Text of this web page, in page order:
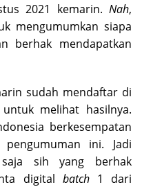
2021 kemarin. Nah,
mengumumkan siapa
berhak mendapatkan
sudah mendaftar di
melihat hasilnya.
berkesempatan
ini. Jadi
sih yang berhak
digital batch1 dari